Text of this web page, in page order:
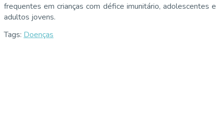
frequentes em crianças com défice imunitário, adolescentes e
adultos jovens.
Tags: Doenças